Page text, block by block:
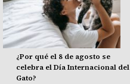
¿Por qué el 8 de agosto se
celebra el Día Internacional del
Gato?